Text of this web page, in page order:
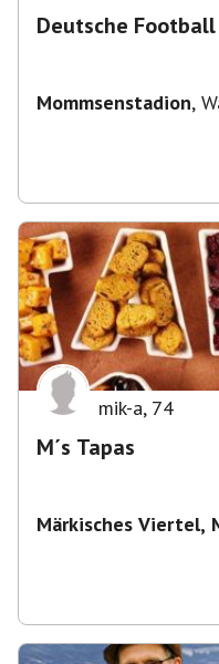
Mommsenstadion,
mik-a, 74
M´s Tapas
Märkisches Viertel,